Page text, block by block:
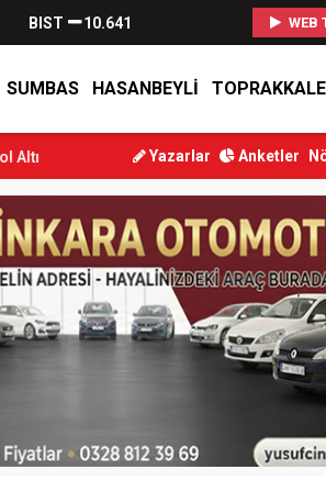
BIST 10.641 WEB
SUMBAS HASANBEYLI TOPRAKKALE
Osmaniye’de Tren Çarpması: Genç
Yazarlar Anketler